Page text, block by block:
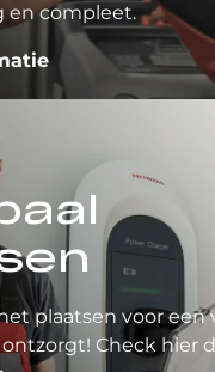
en compleet.
plaatsen voor een
Check hier